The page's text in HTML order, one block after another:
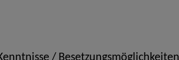
/ Besetzungsmöglichkeiten